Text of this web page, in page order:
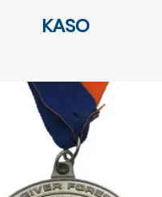
Nawa'y laging sumama sa
magpakailanman!
Sa bagong taon,
tanawin at
KASO